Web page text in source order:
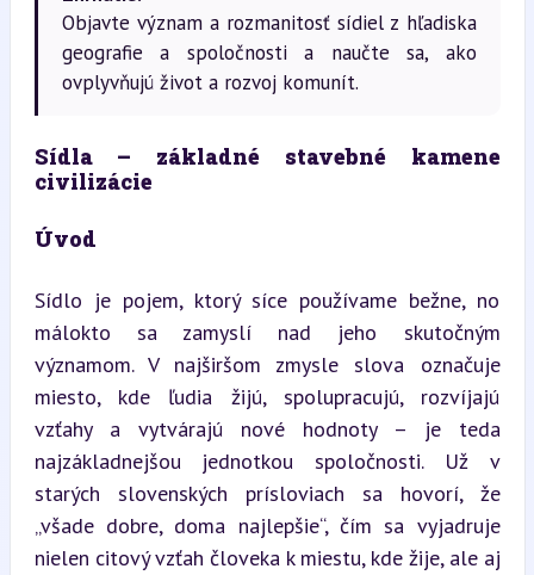
Objavte význam a rozmanitosť sídiel z hľadiska
geografie a spoločnosti a naučte sa, ako
ovplyvňujú život a rozvoj komunít.
Sídla – základné stavebné kamene
civilizácie
Úvod
Sídlo je pojem, ktorý síce používame bežne, no
málokto sa zamyslí nad jeho skutočným
významom. V najširšom zmysle slova označuje
miesto, kde ľudia žijú, spolupracujú, rozvíjajú
vzťahy a vytvárajú nové hodnoty – je teda
najzákladnejšou jednotkou spoločnosti. Už v
starých slovenských prísloviach sa hovorí, že
„všade dobre, doma najlepšie“, čím sa vyjadruje
nielen citový vzťah človeka k miestu, kde žije, ale aj